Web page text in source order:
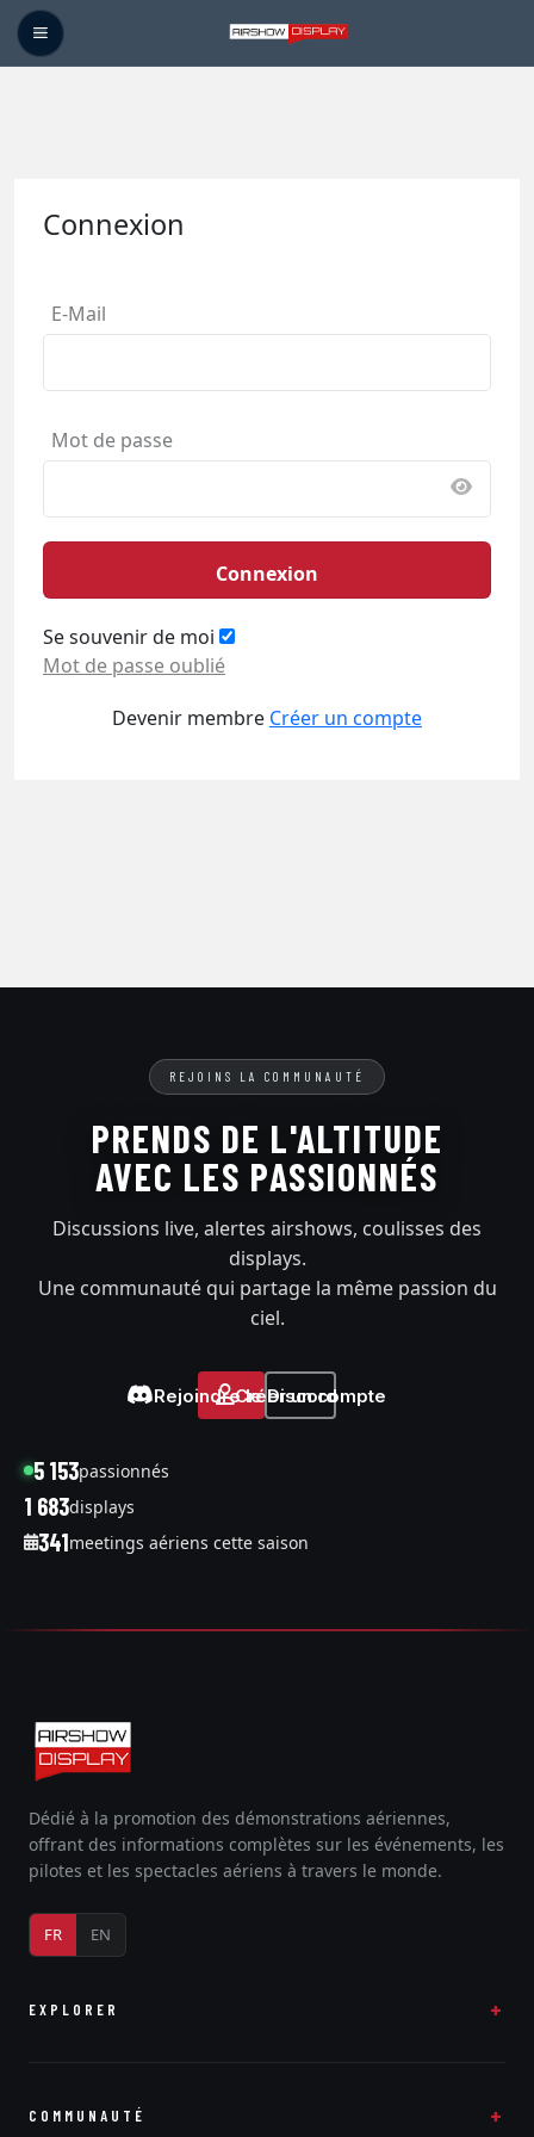
Connexion
E-Mail
Mot de passe
Connexion
Se souvenir de moi
Mot de passe oublié
Devenir membre Créer un compte
REJOINS LA COMMUNAUTÉ
PRENDS DE L'ALTITUDE
AVEC LES PASSIONNÉS
Discussions live, alertes airshows, coulisses des
displays.
Une communauté qui partage la même passion du
ciel.
Rejoindre le Discord
Créer un compte
5 153passionnés
1 683displays
341meetings aériens cette saison
Dédié à la promotion des démonstrations aériennes,
offrant des informations complètes sur les événements, les
pilotes et les spectacles aériens à travers le monde.
FR EN
EXPLORER
COMMUNAUTÉ